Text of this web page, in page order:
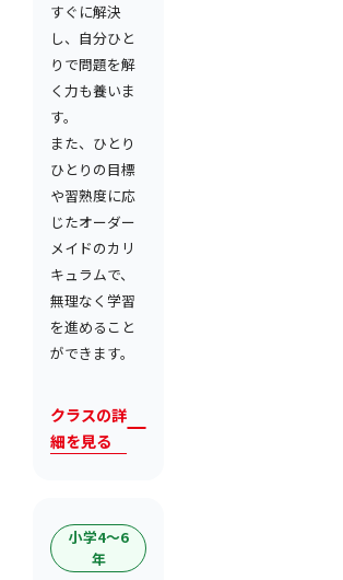
すぐに解決
し、自分ひと
りで問題を解
く力も養いま
す。
また、ひとり
ひとりの目標
や習熟度に応
じたオーダー
メイドのカリ
キュラムで、
無理なく学習
を進めること
ができます。
クラスの詳
細を見る
小学4〜6
年